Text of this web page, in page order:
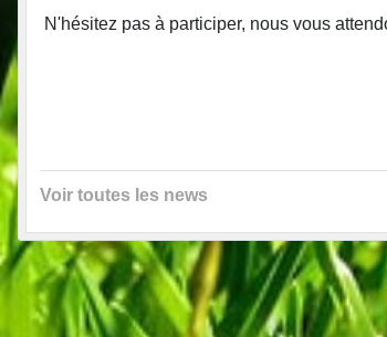
N'hésitez pas à participer, nous vous
Voir toutes les news